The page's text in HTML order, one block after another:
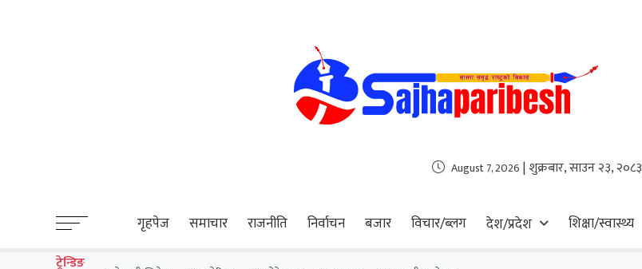
August 7, 2026 | शुक्रबार, साउन २३, २०८३
गृहपेज समाचार राजनीति निर्वाचन बजार विचार/ब्लग देश/प्रदेश शिक्षा/स्वास्थ्य
ट्रेन्डिङ